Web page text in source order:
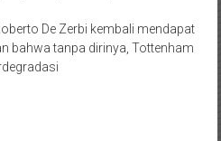
De Zerbi kembali mendapat
bahwa tanpa dirinya, Tottenham